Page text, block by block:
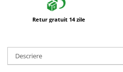
Retur gratuit 14 zile
Descriere